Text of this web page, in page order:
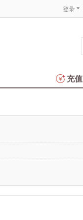
登录
充值